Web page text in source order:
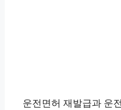
운전면허 재발급과 운